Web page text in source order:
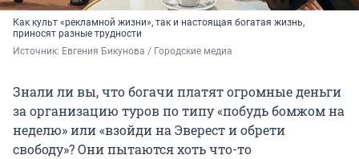
Как культ «рекламной жизни», так и настоящая богатая жизнь,
приносят разные трудности
Источник: Евгения Бикунова / Городские медиа
Знали ли вы, что богачи платят огромные деньги
за организацию туров по типу «побудь бомжом на
неделю» или «взойди на Эверест и обрети
свободу»? Они пытаются хоть что-то